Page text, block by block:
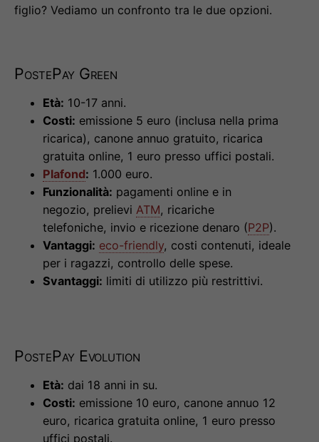
figlio? Vediamo un confronto tra le due opzioni.
PostePay Green
Età: 10-17 anni.
Costi: emissione 5 euro (inclusa nella prima
ricarica), canone annuo gratuito, ricarica
gratuita online, 1 euro presso uffici postali.
Plafond: 1.000 euro.
Funzionalità: pagamenti online e in
negozio, prelievi ATM, ricariche
telefoniche, invio e ricezione denaro (P2P).
Vantaggi: eco-friendly, costi contenuti, ideale
per i ragazzi, controllo delle spese.
Svantaggi: limiti di utilizzo più restrittivi.
PostePay Evolution
Età: dai 18 anni in su.
Costi: emissione 10 euro, canone annuo 12
euro, ricarica gratuita online, 1 euro presso
uffici postali.